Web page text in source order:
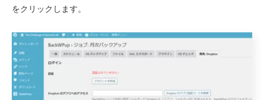
をクリックします。